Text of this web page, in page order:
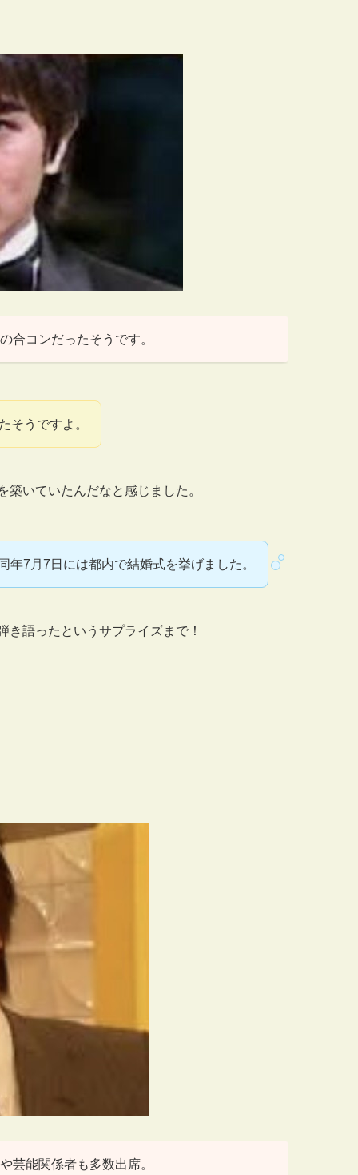
合コンだったそうです。
そうですよ。
いていたんだなと感じました。
年7月7日には都内で結婚式を挙げました。
語ったというサプライズまで！
芸能関係者も多数出席。